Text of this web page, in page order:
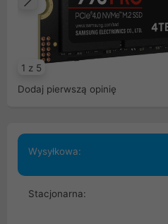
1 z 5
Poprzedni
Dodaj pierwszą opinię
Wysyłkowa:
Stacjonarna: